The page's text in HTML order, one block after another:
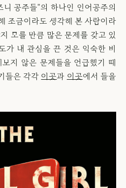
니 공주들"의 하나인 인어공주의
조금이라도 생각해 본 사람이라
모를 만큼 많은 문제를 갖고 있
가 내 관심을 끈 것은 익숙한 비
지 않은 문제들을 언급했기 때
들은 각각 이곳과 이곳에서 들을